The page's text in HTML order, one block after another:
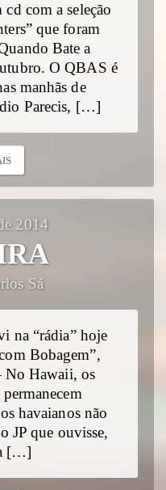
com a seleção
que foram
Bate a
O QBAS é
manhãs de
Parecis, […]
2014
Sá
na “rádia” hoje
Bobagem”,
No Hawaii, os
havaianos não
JP que ouvisse,
[…]